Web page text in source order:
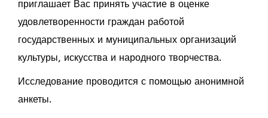
приглашает Вас принять участие в оценке
удовлетворенности граждан работой
государственных и муниципальных организаций
культуры, искусства и народного творчества.
Исследование проводится с помощью анонимной
анкеты.